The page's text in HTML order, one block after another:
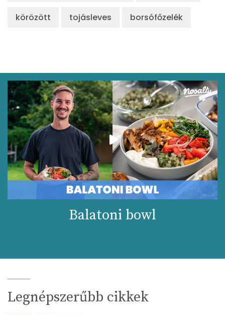
körözött tojásleves borsófőzelék
Balatoni bowl
Legnépszerűbb cikkek